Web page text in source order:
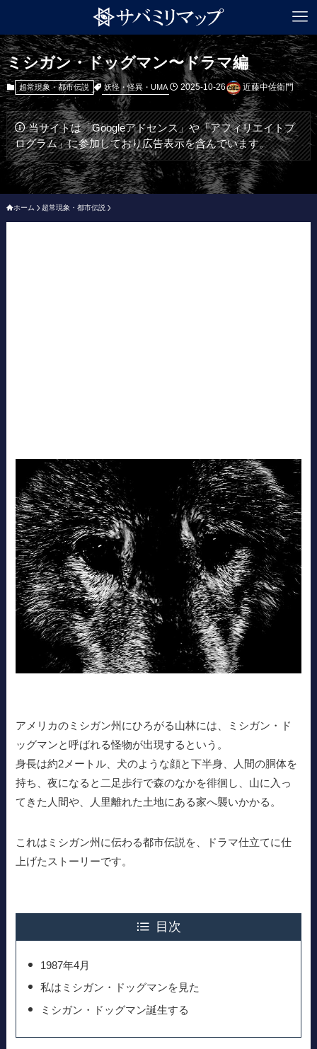
ミシガン・ドッグマン〜ドラマ編
超常現象・都市伝説 妖怪・怪異・UMA 2025-10-26 近藤中佐衛門
当サイトは「Googleアドセンス」や「アフィリエイトプ
ログラム」に参加しており広告表示を含んでいます。
ホーム 超常現象・都市伝説
アメリカのミシガン州にひろがる山林には、ミシガン・ド
ッグマンと呼ばれる怪物が出現するという。
身長は約2メートル、犬のような顔と下半身、人間の胴体を
持ち、夜になると二足歩行で森のなかを徘徊し、山に入っ
てきた人間や、人里離れた土地にある家へ襲いかかる。
これはミシガン州に伝わる都市伝説を、ドラマ仕立てに仕
上げたストーリーです。
目次
1987年4月
私はミシガン・ドッグマンを見た
ミシガン・ドッグマン誕生する